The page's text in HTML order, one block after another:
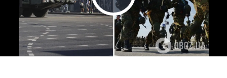
Play Video